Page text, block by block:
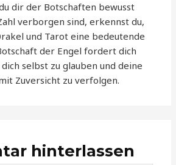
dir der Botschaften bewusst
verborgen sind, erkennst du,
und Tarot eine bedeutende
der Engel fordert dich
selbst zu glauben und deine
Zuversicht zu verfolgen.
hinterlassen